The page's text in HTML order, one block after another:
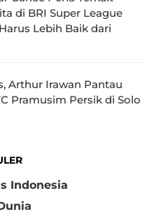
di BRI Super League
Lebih Baik dari
Arthur Irawan Pantau
Pramusim Persik di Solo
Indonesia